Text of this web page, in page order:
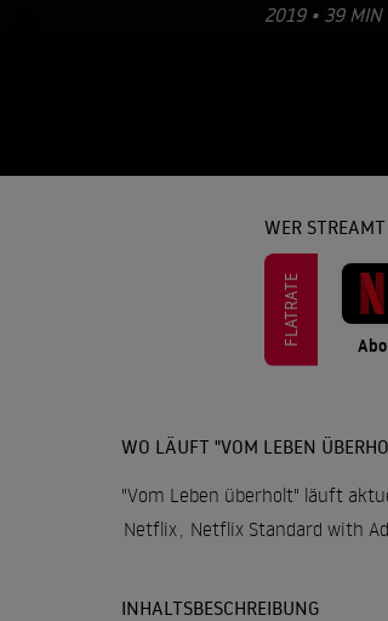
2019 • 39 MIN
WER
FLATRATE Abo
WO LÄUFT "VOM LEBEN
"Vom Leben überholt" läuft
Netflix
Netflix Standard with
INHALTSBESCHREIBUNG